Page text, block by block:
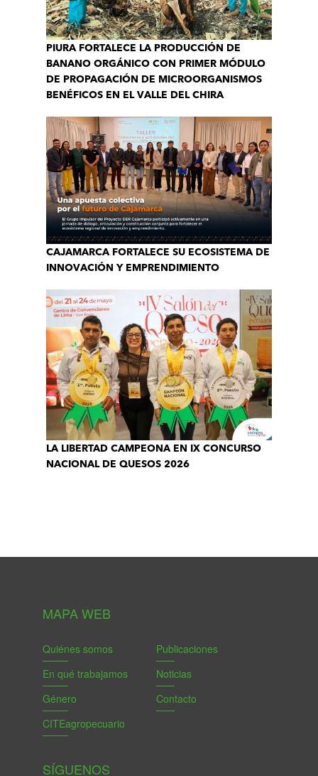
PIURA FORTALECE LA PRODUCCIÓN DE
BANANO ORGÁNICO CON PRIMER MÓDULO
DE PROPAGACIÓN DE MICROORGANISMOS
BENÉFICOS EN EL VALLE DEL CHIRA
CAJAMARCA FORTALECE SU ECOSISTEMA DE
INNOVACIÓN Y EMPRENDIMIENTO
LA LIBERTAD CAMPEONA EN IX CONCURSO
NACIONAL DE QUESOS 2026
MAPA WEB
Quiénes somos
En qué trabajamos
Género
CITEagropecuario
Publicaciones
Noticias
Contacto
SÍGUENOS